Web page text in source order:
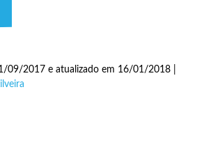
09/2017 e atualizado em 16/01/2018 |